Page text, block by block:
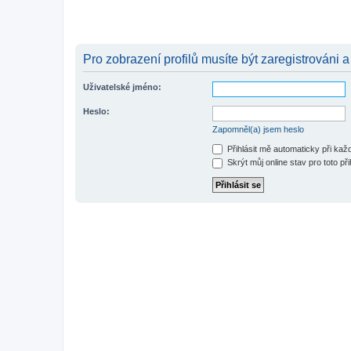
Pro zobrazení profilů musíte být zaregistrováni
Uživatelské jméno:
Heslo:
Zapomněl(a) jsem heslo
Přihlásit mě automaticky při
Skrýt můj online stav pro toto